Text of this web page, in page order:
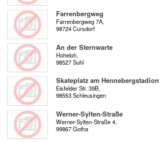
Farrenbergweg
Farrenbergweg 7A,
98724 Cursdorf
An der Sternwarte
Hoheloh,
98527 Suhl
Skateplatz am Hennebergstadion
Eisfelder Str. 39B,
98553 Schleusingen
Werner-Sylten-Straße
Werner-Sylten-Straße 4,
99867 Gotha